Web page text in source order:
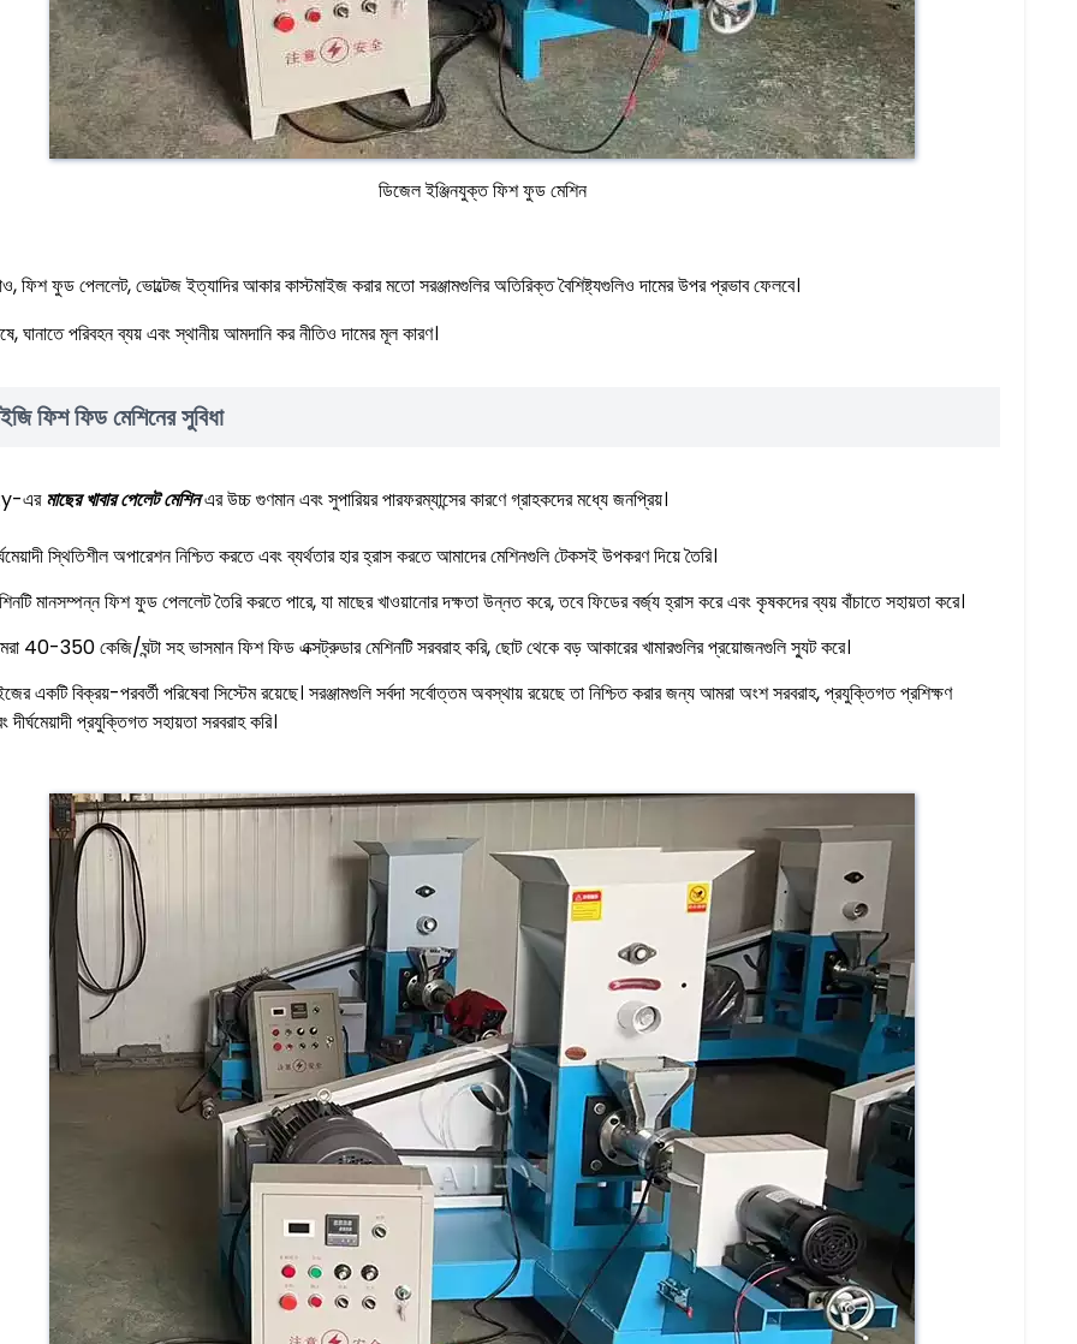
ডিজেল ইঞ্জিনযুক্ত ফিশ ফুড মেশিন
ফিশ ফুড পেললেট, ভোল্টেজ ইত্যাদির আকার কাস্টমাইজ করার মতো সরঞ্জামগুলির অতিরিক্ত বৈশিষ্ট্যগুলিও দামের উপর প্রভাব ফেলবে।
ঘানাতে পরিবহন ব্যয় এবং স্থানীয় আমদানি কর নীতিও দামের মূল কারণ।
ফিশ ফিড মেশিনের সুবিধা
এরমাছের খাবার পেলেট মেশিনএর উচ্চ গুণমান এবং সুপারিয়র পারফরম্যান্সের কারণে গ্রাহকদের মধ্যে জনপ্রিয়।
স্থিতিশীল অপারেশন নিশ্চিত করতে এবং ব্যর্থতার হার হ্রাস করতে আমাদের মেশিনগুলি টেকসই উপকরণ দিয়ে তৈরি।
মানসম্পন্ন ফিশ ফুড পেললেট তৈরি করতে পারে, যা মাছের খাওয়ানোর দক্ষতা উন্নত করে, তবে ফিডের বর্জ্য হ্রাস করে এবং কৃষকদের ব্যয় বাঁচাতে সহায়তা করে।
40-350 কেজি/ঘন্টা সহ ভাসমান ফিশ ফিড এক্সট্রুডার মেশিনটি সরবরাহ করি, ছোট থেকে বড় আকারের খামারগুলির প্রয়োজনগুলি স্যুট করে।
একটি বিক্রয়-পরবর্তী পরিষেবা সিস্টেম রয়েছে। সরঞ্জামগুলি সর্বদা সর্বোত্তম অবস্থায় রয়েছে তা নিশ্চিত করার জন্য আমরা অংশ সরবরাহ, প্রযুক্তিগত প্রশিক্ষণ
দীর্ঘমেয়াদী প্রযুক্তিগত সহায়তা সরবরাহ করি।